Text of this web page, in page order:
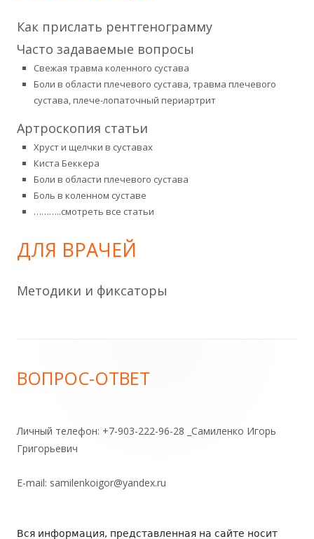
Как прислать рентгенограмму
Часто задаваемые вопросы
Свежая травма коленного сустава
Боли в области плечевого сустава, травма плечевого
сустава, плече-лопаточный периартрит
Артроскопия статьи
Хруст и щелчки в суставах
Киста Беккера
Боли в области плечевого сустава
Боль в коленном суставе
………..смотреть все статьи
ДЛЯ ВРАЧЕЙ
Методики и фиксаторы
ВОПРОС-ОТВЕТ
Личный телефон: +7-903-222-96-28 _Самиленко Игорь
Григорьевич
E-mail: samilenkoigor@yandex.ru
Вся информация, представленная на сайте носит